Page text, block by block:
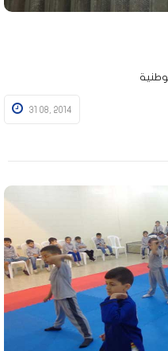
31 08, 2014